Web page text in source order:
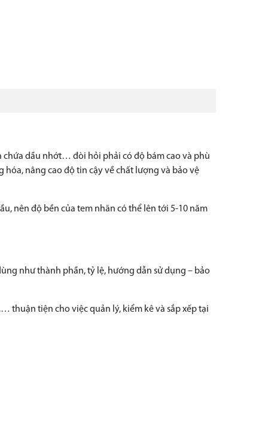
dầu nhớt… đòi hỏi phải có độ bám cao và phù
hóa, nâng cao độ tin cậy về chất lượng và bảo vệ
nên độ bền của tem nhãn có thể lên tới 5-10 năm
như thành phần, tỷ lệ, hướng dẫn sử dụng – bảo
thuận tiện cho việc quản lý, kiểm kê và sắp xếp tại